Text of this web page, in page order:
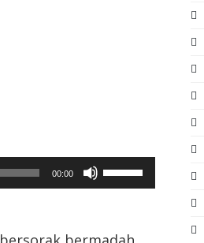
00:00
untuk